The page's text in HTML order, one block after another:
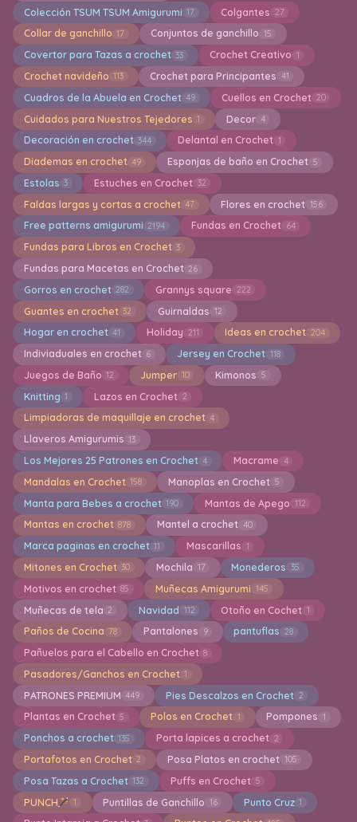
Colección TSUM TSUM Amigurumi 17 Colgantes 27
Collar de ganchillo 17 Conjuntos de ganchillo 15
Covertor para Tazas a crochet 33 Crochet Creativo 1
Crochet navideño 113 Crochet para Principantes 41
Cuadros de la Abuela en Crochet 49 Cuellos en Crochet 20
Cuidados para Nuestros Tejedores 1 Decor 4
Decoración en crochet 344 Delantal en Crochet 1
Diademas en crochet 49 Esponjas de baño en Crochet 5
Estolas 3 Estuches en Crochet 32
Faldas largas y cortas a crochet 47 Flores en crochet 156
Free patterns amigurumi 2194 Fundas en Crochet 64
Fundas para Libros en Crochet 3
Fundas para Macetas en Crochet 26
Gorros en crochet 282 Grannys square 222
Guantes en crochet 32 Guirnaldas 12
Hogar en crochet 41 Holiday 211 Ideas en crochet 204
Indiviaduales en crochet 6 Jersey en Crochet 118
Juegos de Baño 12 Jumper 10 Kimonos 5
Knitting 1 Lazos en Crochet 2
Limpiadoras de maquillaje en crochet 4
Llaveros Amigurumis 13
Los Mejores 25 Patrones en Crochet 4 Macrame 4
Mandalas en Crochet 158 Manoplas en Crochet 5
Manta para Bebes a crochet 190 Mantas de Apego 112
Mantas en crochet 878 Mantel a crochet 40
Marca paginas en crochet 11 Mascarillas 1
Mitones en Crochet 30 Mochila 17 Monederos 35
Motivos en crochet 85 Muñecas Amigurumi 145
Muñecas de tela 2 Navidad 112 Otoño en Cochet 1
Paños de Cocina 78 Pantalones 9 pantuflas 28
Pañuelos para el Cabello en Crochet 8
Pasadores/Ganchos en Crochet 1
PATRONES PREMIUM 449 Pies Descalzos en Crochet 2
Plantas en Crochet 5 Polos en Crochet 1 Pompones 1
Ponchos a crochet 135 Porta lapices a crochet 2
Portafotos en Crochet 2 Posa Platos en crochet 105
Posa Tazas a Crochet 132 Puffs en Crochet 5
PUNCH 1 Puntillas de Ganchillo 16 Punto Cruz 1